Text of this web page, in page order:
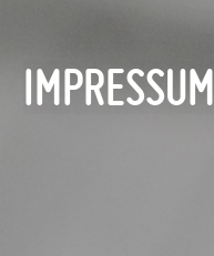
IMPRESSUM